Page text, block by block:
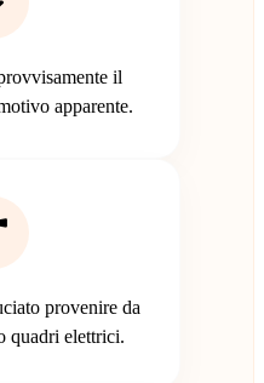
il
apparente.
provenire da
quadri elettrici.